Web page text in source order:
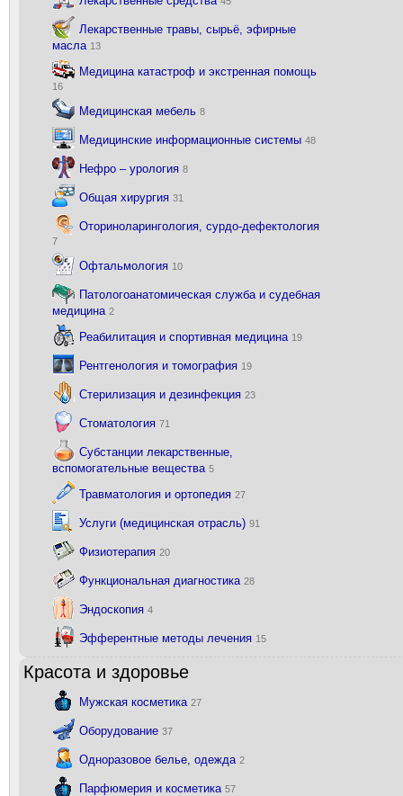
Лекарственные травы, сырьё, эфирные
масла 13
Медицина катастроф и экстренная помощь
16
Медицинская мебель 8
Медицинские информационные системы 48
Нефро – урология 8
Общая хирургия 31
Оториноларингология, сурдо-дефектология
7
Офтальмология 10
Патологоанатомическая служба и судебная
медицина 2
Реабилитация и спортивная медицина 19
Рентгенология и томография 19
Стерилизация и дезинфекция 23
Стоматология 71
Субстанции лекарственные,
вспомогательные вещества 5
Травматология и ортопедия 27
Услуги (медицинская отрасль) 91
Физиотерапия 20
Функциональная диагностика 28
Эндоскопия 4
Эфферентные методы лечения 15
Красота и здоровье
Мужская косметика 27
Оборудование 37
Одноразовое белье, одежда 2
Парфюмерия и косметика 57